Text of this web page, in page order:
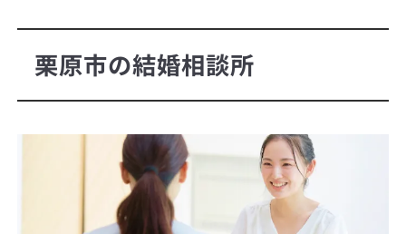
栗原市の結婚相談所